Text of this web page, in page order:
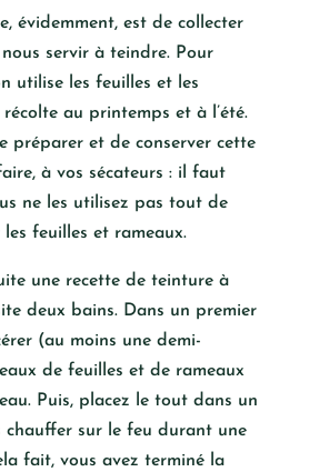
évidemment, est de collecter
servir à teindre. Pour
utilise les feuilles et les
récolte au printemps et à l’été.
préparer et de conserver cette
à vos sécateurs : il faut
ne les utilisez pas tout de
les feuilles et rameaux.
une recette de teinture à
deux bains. Dans un premier
(au moins une demi-
de feuilles et de rameaux
Puis, placez le tout dans un
chauffer sur le feu durant une
fait, vous avez terminé la